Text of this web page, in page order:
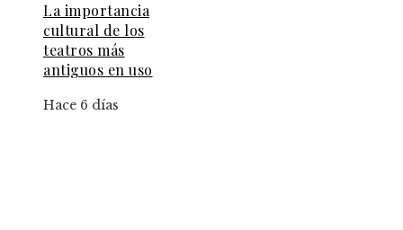
La importancia
cultural de los
teatros más
antiguos en uso
Hace 6 días